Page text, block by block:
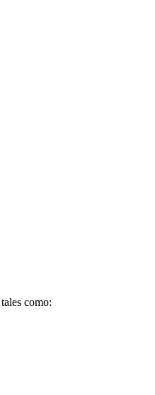
tales como: